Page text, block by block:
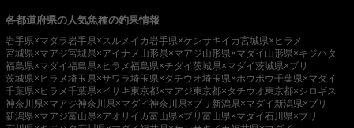
各都道府県の人気魚種の釣果情報
岩手県×マダラ岩手県×スルメイカ岩手県×ケンサキイカ宮城県×ヒラメ
宮城県×マアジ宮城県×アイナメ 山形県×マアジ山形県×マダイ 山形県×キジハタ
福島県×マダイ福島県×ヒラメ福島県×チダイ茨城県×マダイ茨城県×ブリ
茨城県×ヒラメ埼玉県×サワラ埼玉県×タチウオ埼玉県×ホウボウ千葉県×マダイ
千葉県×ヒラメ千葉県×イサキ東京都×マアジ東京都×タチウオ東京都×シロギス
神奈川県×マアジ神奈川県×マダイ神奈川県×ブリ 新潟県×マダイ 新潟県×ブリ
新潟県×マアジ富山県×アオリイカ富山県×ブリ 富山県×マダイ石川県×ブリ